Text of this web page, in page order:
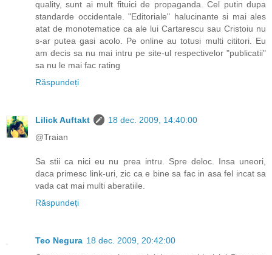
quality, sunt ai mult fituici de propaganda. Cel putin dupa
standarde occidentale. "Editoriale" halucinante si mai ales
atat de monotematice ca ale lui Cartarescu sau Cristoiu nu
s-ar putea gasi acolo. Pe online au totusi multi cititori. Eu
am decis sa nu mai intru pe site-ul respectivelor "publicatii"
sa nu le mai fac rating
Răspundeți
Lilick Auftakt
18 dec. 2009, 14:40:00
@Traian
Sa stii ca nici eu nu prea intru. Spre deloc. Insa uneori,
daca primesc link-uri, zic ca e bine sa fac in asa fel incat sa
vada cat mai multi aberatiile.
Răspundeți
Teo Negura 18 dec. 2009, 20:42:00